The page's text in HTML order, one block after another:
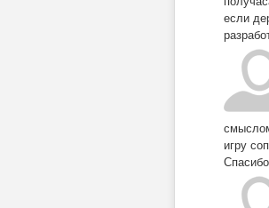
если
игру